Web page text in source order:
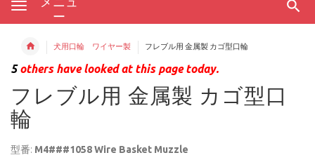
ー
犬用口輪 ワイヤー製 フレブル用 金属製 カゴ型口輪
5others have looked at this page today.
フレブル用 金属製 カゴ型口
輪
型番: M4###1058 Wire Basket Muzzle